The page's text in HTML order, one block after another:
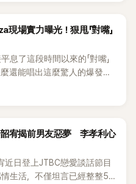
反差感十足，讓不少網友看
場實力曝光！狠甩「對嘴」
了這段時間以來的「對嘴」
還能唱出這麼驚人的爆發力
宥揭前男友惡夢 李孝利心
近日登上JTBC戀愛談話節目
情生活，不僅坦言已經整整5